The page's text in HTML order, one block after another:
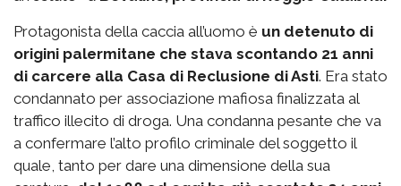
Protagonista della caccia all’uomo è un detenuto di
origini palermitane che stava scontando 21 anni
di carcere alla Casa di Reclusione di Asti. Era stato
condannato per associazione mafiosa finalizzata al
traffico illecito di droga. Una condanna pesante che va
a confermare l’alto profilo criminale del soggetto il
quale, tanto per dare una dimensione della sua